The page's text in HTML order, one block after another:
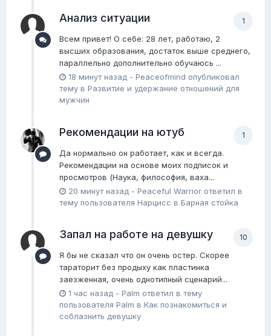
1
Анализ ситуации
Всем привет! О себе: 28 лет, работаю, 2
высших образования, достаток выше среднего,
параллельно дополнительно обучаюсь ...
18 минут назад - Peaceofmind опубликовал
тему в Pазвитие и удержание отношений для
мужчин
1
Рекомендации на ютуб
Да нормально он работает, как и всегда.
Рекомендации на основе моих подписок и
просмотров (Наука, философия, ваха...
20 минут назад - Peaceful Warrior ответил в
тему пользователя Нарцисс в Барная стойка
10
Запал на работе на девушку
Я бы не сказал что он очень остер. Скорее
тараторит без продыху как пластинка
заезженная, очень однотипный сценарий...
1 час назад - Palm ответил в тему
пользователя Palm в Как познакомиться и
соблазнить девушку